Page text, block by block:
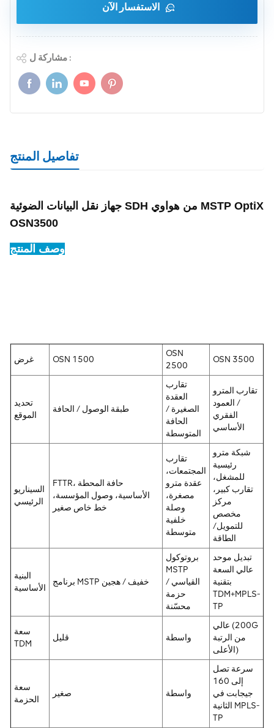
الاستفسار الآن
مشاركة ل :
تفاصيل المنتج
جهاز نقل البيانات الضوئية SDH من هواوي MSTP OptiX
OSN3500
وصف المنتج
غرض OSN 1500
OSN
2500
OSN 3500
تحديد
الموقع
طبقة الوصول / الحافة
تقارب
العقدة
الصغيرة /
الحافة
المتوسطة
تقارب المترو
/ العمود
الفقري
الأساسي
السيناريو
الرئيسي
FTTR، حافة المحطة
الأساسية، وصول المؤسسة،
خط خاص صغير
تقارب
المجتمعات،
عقدة مترو
مصغرة،
وصلة
خلفية
متوسطة
شبكة مترو
رئيسية
للمشغل،
تقارب كبير،
مركز
مخصص
للتمويل/
الطاقة
البنية
الأساسية
برنامج MSTP خفيف / هجين
بروتوكول
MSTP
القياسي /
حزمة
محسّنة
تبديل موحد
عالي السعة
بتقنية
TDM+MPLS-
TP
سعة
TDM
قليل واسطة
عالي (200G
من الرتبة
الأعلى)
سعة
الحزمة
صغير واسطة
سرعة تصل
إلى 160
جيجابت في
الثانية MPLS-
TP